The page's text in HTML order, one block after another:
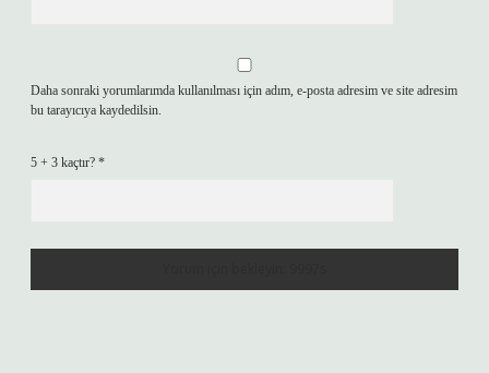
Daha sonraki yorumlarımda kullanılması için adım, e-posta adresim ve site adresim
bu tarayıcıya kaydedilsin.
5 + 3 kaçtır? *